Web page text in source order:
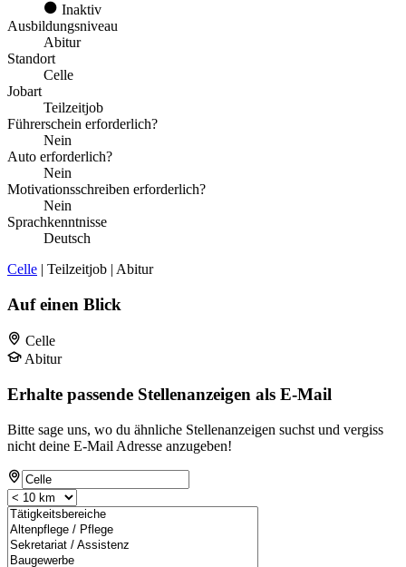
Inaktiv
Ausbildungsniveau
Abitur
Standort
Celle
Jobart
Teilzeitjob
Führerschein erforderlich?
Nein
Auto erforderlich?
Nein
Motivationsschreiben erforderlich?
Nein
Sprachkenntnisse
Deutsch
Celle | Teilzeitjob | Abitur
Auf einen Blick
Celle
Abitur
Erhalte passende Stellenanzeigen als E-Mail
Bitte sage uns, wo du ähnliche Stellenanzeigen suchst und vergiss
nicht deine E-Mail Adresse anzugeben!